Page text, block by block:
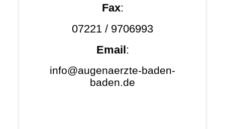
Fax:
07221 / 9706993
Email:
info@augenaerzte-baden-
baden.de